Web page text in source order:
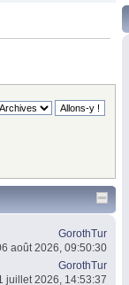
GorothTur
août 2026, 09:50:30
GorothTur
juillet 2026, 14:53:37